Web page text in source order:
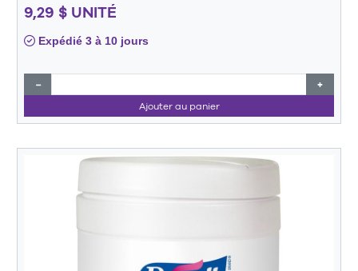
9,29 $ UNITÉ
Expédié 3 à 10 jours
− +
Ajouter au panier